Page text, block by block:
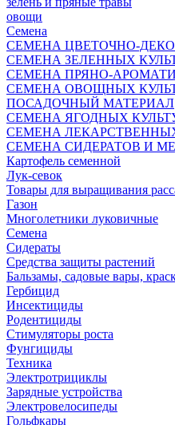
овощи
Семена
СЕМЕНА ЦВЕТОЧНО-
СЕМЕНА ЗЕЛЕННЫХ
СЕМЕНА ПРЯНО-
СЕМЕНА ОВОЩНЫХ
ПОСАДОЧНЫЙ МАТЕРИАЛ
СЕМЕНА ЯГОДНЫХ
СЕМЕНА
СЕМЕНА СИДЕРАТОВ И
Картофель семенной
Лук-севок
Товары для выращивания
Газон
Многолетники луковичные
Семена
Сидераты
Средства защиты растений
Бальзамы, садовые вары,
Гербицид
Инсектициды
Родентициды
Стимуляторы роста
Фунгициды
Техника
Электротрициклы
Зарядные устройства
Электровелосипеды
Гольфкары